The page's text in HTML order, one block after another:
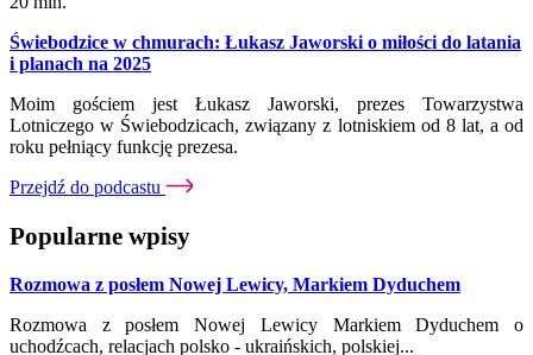
Świebodzice w chmurach: Łukasz Jaworski o miłości do latania
i planach na 2025
Moim gościem jest Łukasz Jaworski, prezes Towarzystwa
Lotniczego w Świebodzicach, związany z lotniskiem od 8 lat, a od
roku pełniący funkcję prezesa.
Przejdź do podcastu
Popularne wpisy
Rozmowa z posłem Nowej Lewicy, Markiem Dyduchem
Rozmowa z posłem Nowej Lewicy Markiem Dyduchem o
uchodźcach, relacjach polsko - ukraińskich, polskiej...